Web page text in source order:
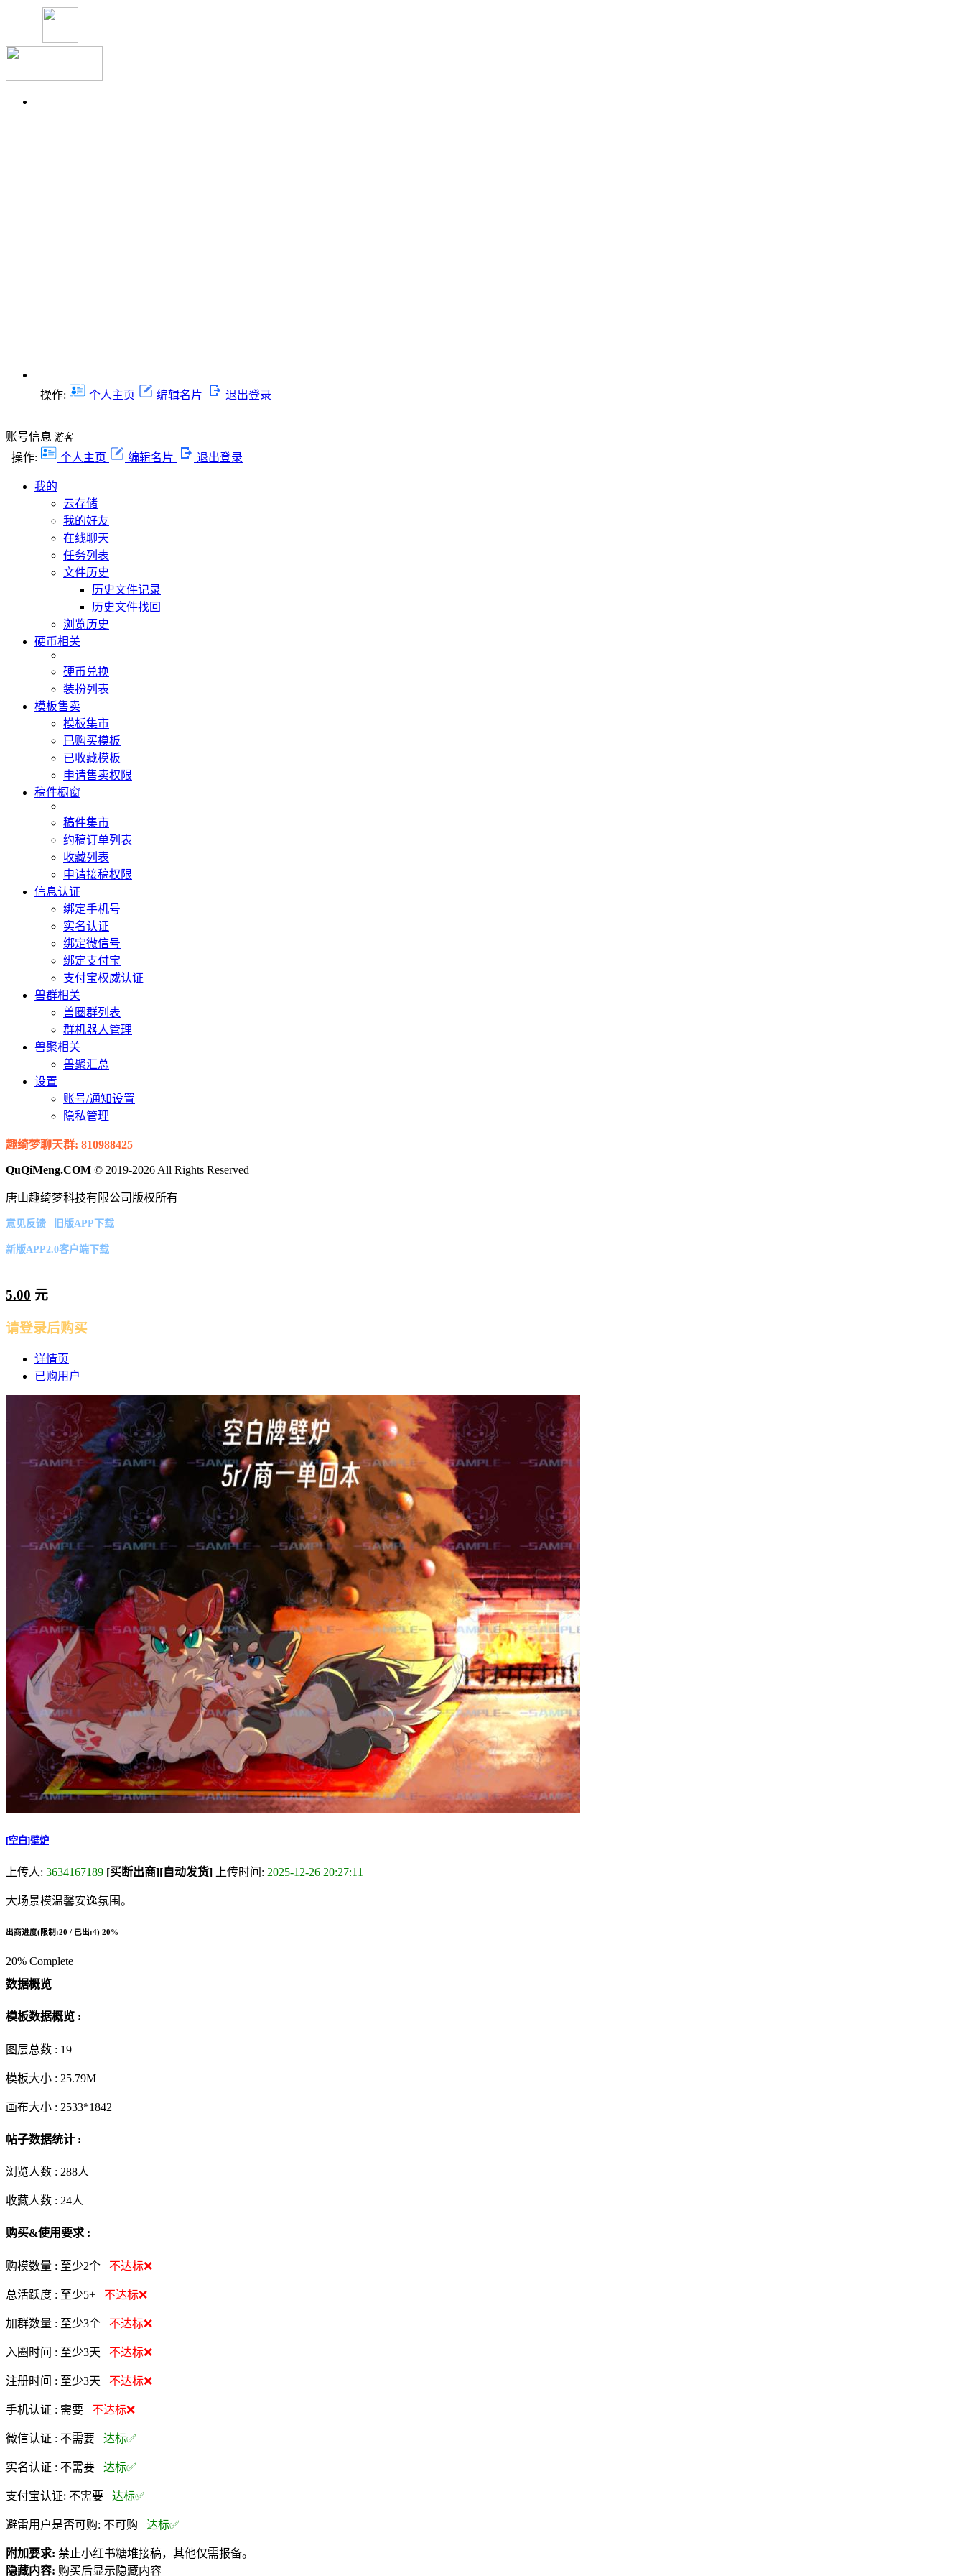
操作: 个人主页 编辑名片 退出登录
账号信息 游客
操作: 个人主页 编辑名片 退出登录
我的
云存储
我的好友
在线聊天
任务列表
文件历史
历史文件记录
历史文件找回
浏览历史
硬币相关
硬币兑换
装扮列表
模板售卖
模板集市
已购买模板
已收藏模板
申请售卖权限
稿件橱窗
稿件集市
约稿订单列表
收藏列表
申请接稿权限
信息认证
绑定手机号
实名认证
绑定微信号
绑定支付宝
支付宝权威认证
兽群相关
兽圈群列表
群机器人管理
兽聚相关
兽聚汇总
设置
账号/通知设置
隐私管理
趣绮梦聊天群: 810988425
QuQiMeng.COM © 2019-2026 All Rights Reserved
唐山趣绮梦科技有限公司版权所有
意见反馈 | 旧版APP下载
新版APP2.0客户端下载
5.00 元
请登录后购买
详情页
已购用户
[空白]壁炉
上传人: 3634167189 [买断出商][自动发货] 上传时间: 2025-12-26 20:27:11
大场景模温馨安逸氛围。
出商进度(限制:20 / 已出:4) 20%
20% Complete
数据概览
模板数据概览 :
图层总数 : 19
模板大小 : 25.79M
画布大小 : 2533*1842
帖子数据统计 :
浏览人数 : 288人
收藏人数 : 24人
购买&使用要求 :
购模数量 : 至少2个 不达标❌
总活跃度 : 至少5+ 不达标❌
加群数量 : 至少3个 不达标❌
入圈时间 : 至少3天 不达标❌
注册时间 : 至少3天 不达标❌
手机认证 : 需要 不达标❌
微信认证 : 不需要 达标✅
实名认证 : 不需要 达标✅
支付宝认证: 不需要 达标✅
避雷用户是否可购: 不可购 达标✅
附加要求: 禁止小红书糖堆接稿，其他仅需报备。
隐藏内容: 购买后显示隐藏内容